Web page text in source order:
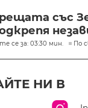
със
се за: 03:30 мин. По
НИ В